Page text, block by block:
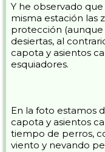
Y he observado
misma estación las
protección (aunque
desiertas, al
capota y asientos
esquiadores.
En la foto estamos
capota y asientos
tiempo de perros,
viento y nevando